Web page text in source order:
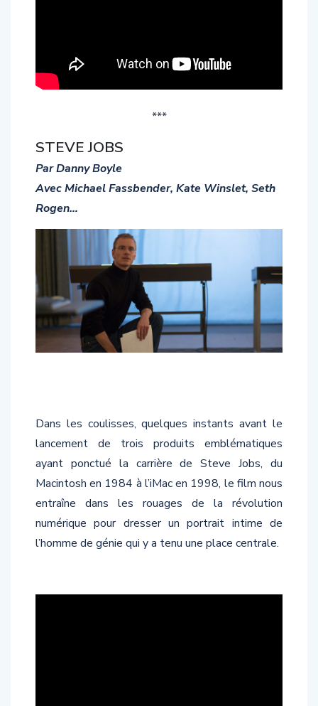
***
STEVE JOBS
Par Danny Boyle
Avec Michael Fassbender, Kate Winslet, Seth
Rogen…
Dans les coulisses, quelques instants avant le
lancement de trois produits emblématiques
ayant ponctué la carrière de Steve Jobs, du
Macintosh en 1984 à l’iMac en 1998, le film nous
entraîne dans les rouages de la révolution
numérique pour dresser un portrait intime de
l’homme de génie qui y a tenu une place centrale.